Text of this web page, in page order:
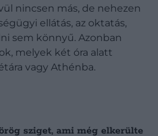
nincsen más, de nehezen
ellátás, az oktatás,
sem könnyű. Azonban
melyek két óra alatt
vagy Athénba.
sziget, ami még elkerülte